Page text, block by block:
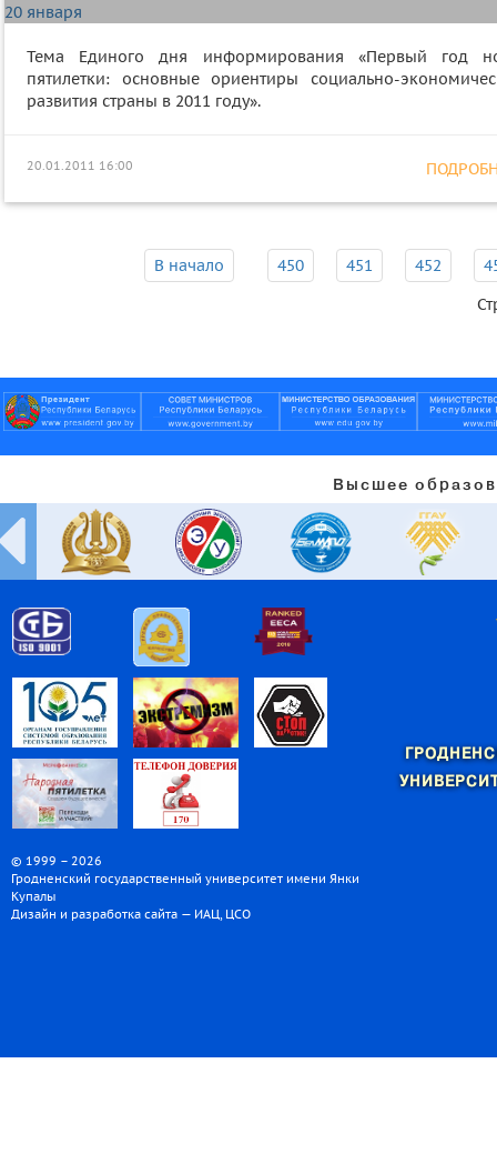
Тема Единого дня информирования «Первый год
пятилетки: основные ориентиры социально-
развития страны в 2011 году».
20.01.2011 16:00
В начало 450 451 452
Высшее
© 1999 – 2026
Гродненский государственный университет имени Янки
Купалы
Дизайн и разработка сайта — ИАЦ, ЦСО